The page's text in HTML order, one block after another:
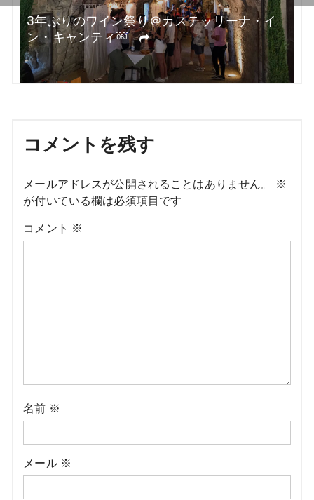
3年ぶりのワイン祭り＠カステッリーナ・イ
ン・キャンティ￼
コメントを残す
メールアドレスが公開されることはありません。
※
が付いている欄は必須項目です
コメント ※
名前 ※
メール ※